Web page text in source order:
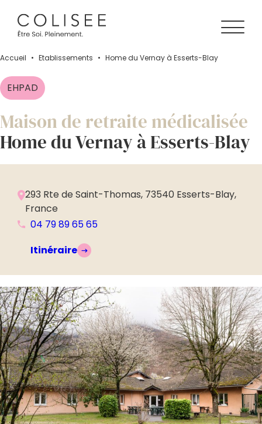
Accueil • Établissements • Home du Vernay à Esserts-Blay
EHPAD
Maison de retraite médicalisée
Home du Vernay à Esserts-Blay
293 Rte de Saint-Thomas, 73540 Esserts-Blay,
France
04 79 89 65 65
Itinéraire